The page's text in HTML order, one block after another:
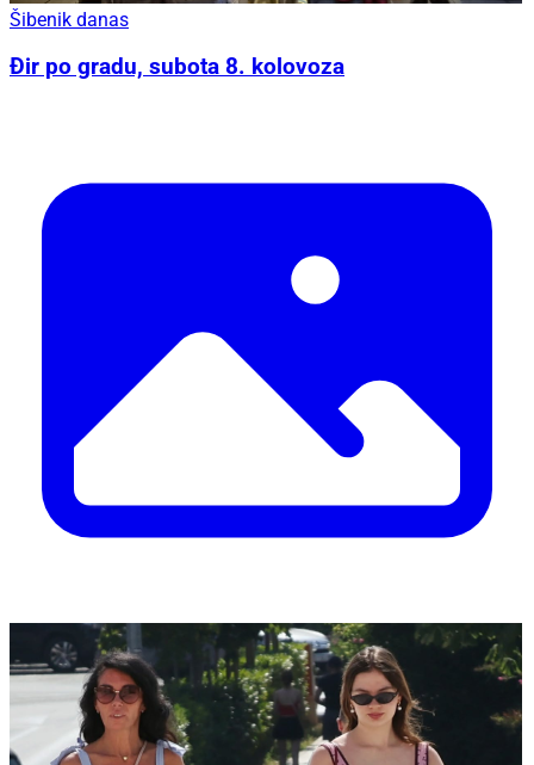
Šibenik danas
Đir po gradu, subota 8. kolovoza